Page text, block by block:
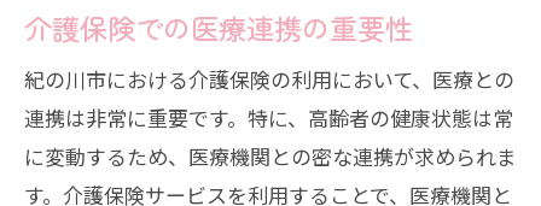
介護保険での医療連携の重要性
紀の川市における介護保険の利用において、医療との
連携は非常に重要です。特に、高齢者の健康状態は常
に変動するため、医療機関との密な連携が求められま
す。介護保険サービスを利用することで、医療機関と